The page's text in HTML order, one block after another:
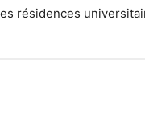
résidences